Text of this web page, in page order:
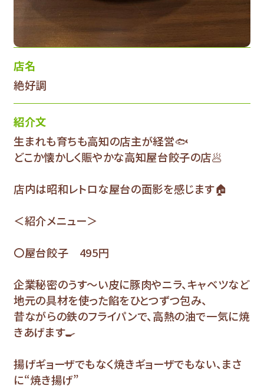
店名
絶好調
紹介文
生まれも育ちも高知の店主が経営🐟
どこか懐かしく賑やかな高知屋台餃子の店🥟
店内は昭和レトロな屋台の面影を感じます🏠
＜紹介メニュー＞
〇屋台餃子 495円
企業秘密のうす～い皮に豚肉やニラ、キャベツなど
地元の具材を使った餡をひとつずつ包み、
昔ながらの鉄のフライパンで、高熱の油で一気に焼
きあげます🍳
揚げギョーザでもなく焼きギョーザでもない、まさ
に“焼き揚げ”